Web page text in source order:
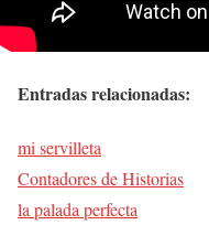
Entradas relacionadas:
mi servilleta
Contadores de Historias
la palada perfecta